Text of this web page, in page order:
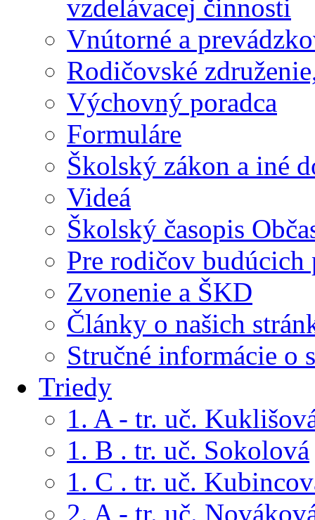
vzdelávacej činnosti
Vnútorné a
Rodičovské
Výchovný poradca
Formuláre
Školský zákon a iné
Videá
Školský časopis
Pre rodičov budúcich
Zvonenie a ŠKD
Články o našich
Stručné informácie o
Triedy
1. A - tr. uč.
1. B . tr. uč. Sokolová
1. C . tr. uč.
2. A - tr. uč.